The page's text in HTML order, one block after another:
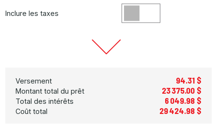
Inclure les taxes
Versement 94.31 $
Montant total du prêt 23 375.00 $
Total des intérêts 6 049.98 $
Coût total 29 424.98 $